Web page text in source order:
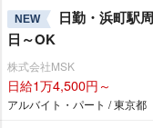
NEW
日勤・浜町駅
日～OK
株式会社MSK
日給1万4,500円～
アルバイト・パート / 東京都